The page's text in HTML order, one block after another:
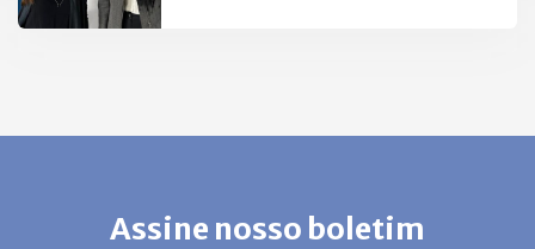
Assine nosso boletim